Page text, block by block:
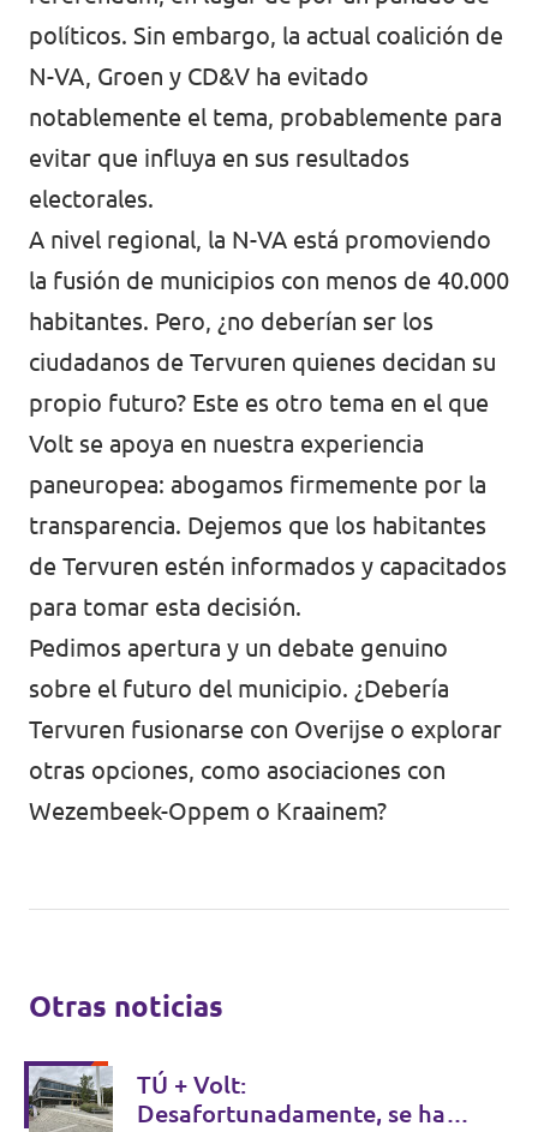
políticos. Sin embargo, la actual coalición de
N-VA, Groen y CD&V ha evitado
notablemente el tema, probablemente para
evitar que influya en sus resultados
electorales.
A nivel regional, la N-VA está promoviendo
la fusión de municipios con menos de 40.000
habitantes. Pero, ¿no deberían ser los
ciudadanos de Tervuren quienes decidan su
propio futuro? Este es otro tema en el que
Volt se apoya en nuestra experiencia
paneuropea: abogamos firmemente por la
transparencia. Dejemos que los habitantes
de Tervuren estén informados y capacitados
para tomar esta decisión.
Pedimos apertura y un debate genuino
sobre el futuro del municipio. ¿Debería
Tervuren fusionarse con Overijse o explorar
otras opciones, como asociaciones con
Wezembeek-Oppem o Kraainem?
Otras noticias
TÚ + Volt:
Desafortunadamente, se ha